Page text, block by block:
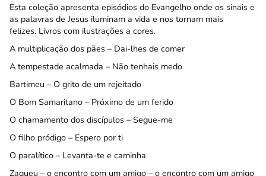
Esta coleção apresenta episódios do Evangelho onde os sinais e
as palavras de Jesus iluminam a vida e nos tornam mais
felizes. Livros com ilustrações a cores.
A multiplicação dos pães – Dai-lhes de comer
A tempestade acalmada – Não tenhais medo
Bartimeu – O grito de um rejeitado
O Bom Samaritano – Próximo de um ferido
O chamamento dos discípulos – Segue-me
O filho pródigo – Espero por ti
O paralítico – Levanta-te e caminha
Zaqueu – o encontro com um amigo – o encontro com um amigo